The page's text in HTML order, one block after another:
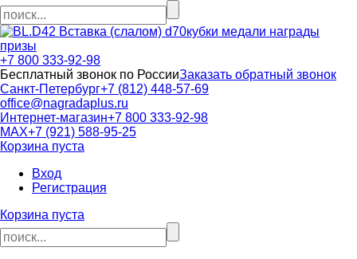
кубки медали награды
призы
+7 800 333-92-98
Бесплатный звонок по РоссииЗаказать обратный звонок
Санкт-Петербург+7 (812) 448-57-69
office@nagradaplus.ru
Интернет-магазин+7 800 333-92-98
MAX+7 (921) 588-95-25
Корзина пуста
Вход
Регистрация
Корзина пуста